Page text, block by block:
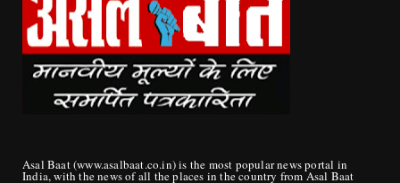
Asal Baat (www.asalbaat.co.in) is the most popular news portal in